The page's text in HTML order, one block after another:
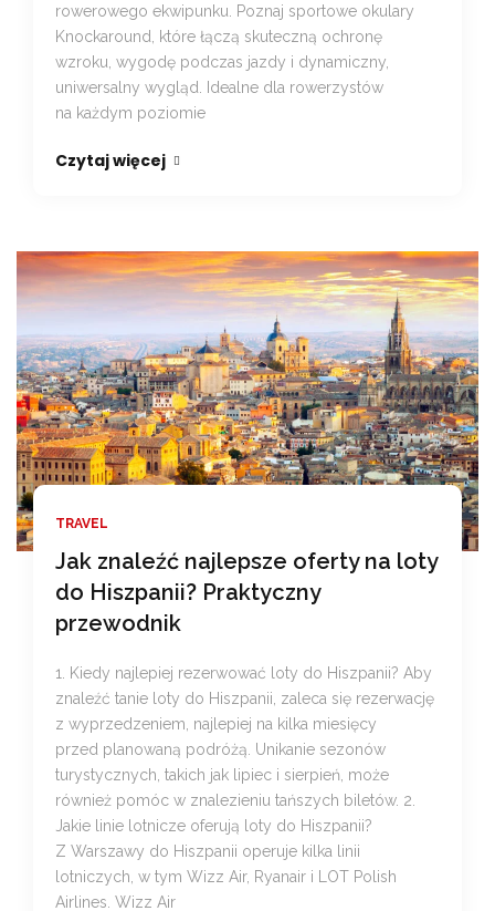
rowerowego ekwipunku. Poznaj sportowe okulary
Knockaround, które łączą skuteczną ochronę
wzroku, wygodę podczas jazdy i dynamiczny,
uniwersalny wygląd. Idealne dla rowerzystów
na każdym poziomie
Czytaj więcej
TRAVEL
Jak znaleźć najlepsze oferty na loty
do Hiszpanii? Praktyczny
przewodnik
1. Kiedy najlepiej rezerwować loty do Hiszpanii? Aby
znaleźć tanie loty do Hiszpanii, zaleca się rezerwację
z wyprzedzeniem, najlepiej na kilka miesięcy
przed planowaną podróżą. Unikanie sezonów
turystycznych, takich jak lipiec i sierpień, może
również pomóc w znalezieniu tańszych biletów. 2.
Jakie linie lotnicze oferują loty do Hiszpanii?
Z Warszawy do Hiszpanii operuje kilka linii
lotniczych, w tym Wizz Air, Ryanair i LOT Polish
Airlines. Wizz Air